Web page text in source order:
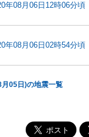
年08月06日12時06分頃
年08月06日02時54分頃
05日)の地震一覧